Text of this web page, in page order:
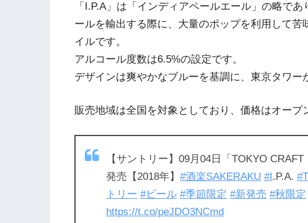
「I.P.A」は「インディアペールエール」の略で
ールを輸出する際に、大量のポップを利用して
イルです。
アルコール度数は6.5%の設定です。
デザインは爽やかなブルーを基調に、東京タワー
販売地域は全国を対象としており、価格はオープ
【サントリー】09月04日「TOKYO
発売【2018年】 #酒楽SAKERAKU #I.P.A.
トリー #ビール #季節限定 #新発売 #秋限定
https://t.co/peJDO3NCmd